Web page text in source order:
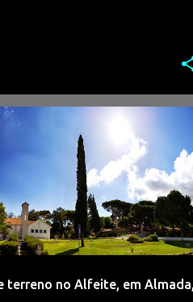
terreno no Alfeite, em Almada,